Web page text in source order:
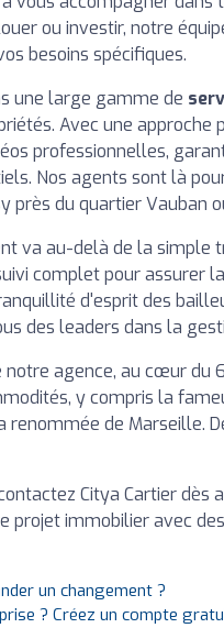
ou investir, notre
besoins spécifiques.
une large gamme de
Avec une approche
professionnelles,
Nos agents sont là
près du quartier Vauban
va au-delà de la simple
complet pour assurer
d'esprit des
des leaders dans la
notre agence, au cœur du
y compris la
renommée de Marseille.
Citya Cartier
projet immobilier avec
un changement ?
? Créez un compte